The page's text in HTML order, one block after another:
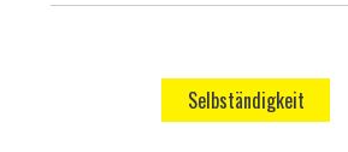
Selbständigkeit